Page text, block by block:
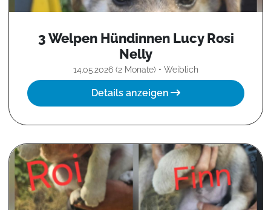
3 Welpen Hündinnen Lucy Rosi
Nelly
14.05.2026 (2 Monate) • Weiblich
Details anzeigen